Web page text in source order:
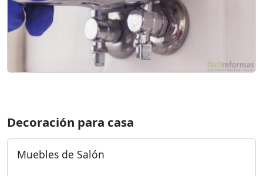
Decoración para casa
Muebles de Salón